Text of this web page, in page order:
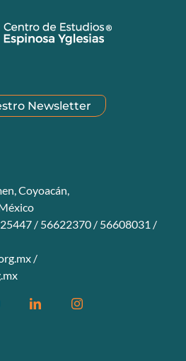
Newsletter
Coyoacán,
/ 56622370 / 56608031 /
/
LinkedinInstagram